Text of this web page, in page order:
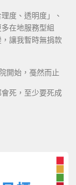
度、透明度」、
在地服務型組
讓我暫時無捐款
開始，戞然而止
死，至少要死成